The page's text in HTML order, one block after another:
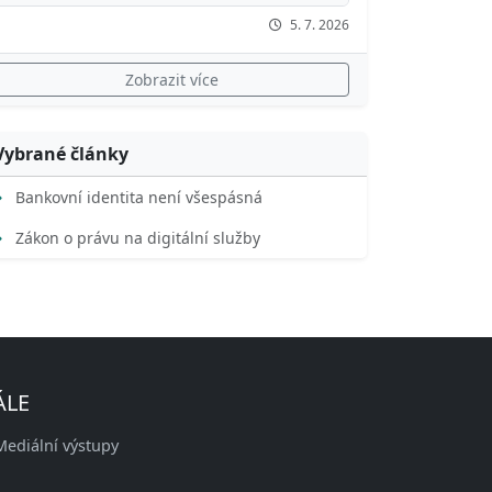
5. 7. 2026
Zobrazit více
články
Bankovní identita není všespásná
Zákon o právu na digitální služby
výstupy